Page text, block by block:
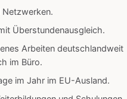
Netzwerken.
Überstundenausgleich.
Arbeiten deutschlandweit
im Büro.
im Jahr im EU-Ausland.